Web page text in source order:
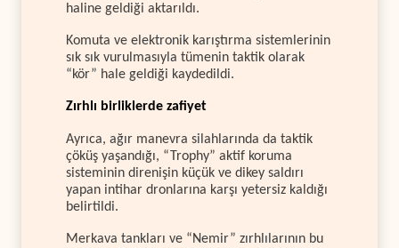
haline geldiği aktarıldı.
Komuta ve elektronik karıştırma sistemlerinin
sık sık vurulmasıyla tümenin taktik olarak
“kör” hale geldiği kaydedildi.
Zırhlı birliklerde zafiyet
Ayrıca, ağır manevra silahlarında da taktik
çöküş yaşandığı, “Trophy” aktif koruma
sisteminin direnişin küçük ve dikey saldırı
yapan intihar dronlarına karşı yetersiz kaldığı
belirtildi.
Merkava tankları ve “Nemir” zırhlılarının bu